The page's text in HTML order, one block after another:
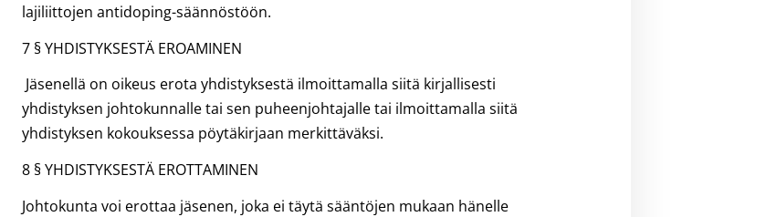
lajiliittojen antidoping-säännöstöön.
7 § YHDISTYKSESTÄ EROAMINEN
Jäsenellä on oikeus erota yhdistyksestä ilmoittamalla siitä kirjallisesti
yhdistyksen johtokunnalle tai sen puheenjohtajalle tai ilmoittamalla siitä
yhdistyksen kokouksessa pöytäkirjaan merkittäväksi.
8 § YHDISTYKSESTÄ EROTTAMINEN
Johtokunta voi erottaa jäsenen, joka ei täytä sääntöjen mukaan hänelle